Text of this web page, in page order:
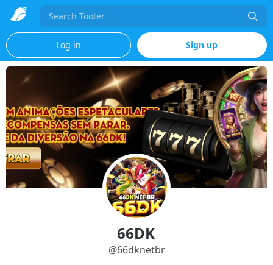
Search
Log in Sign up
66DK
@66dknetbr